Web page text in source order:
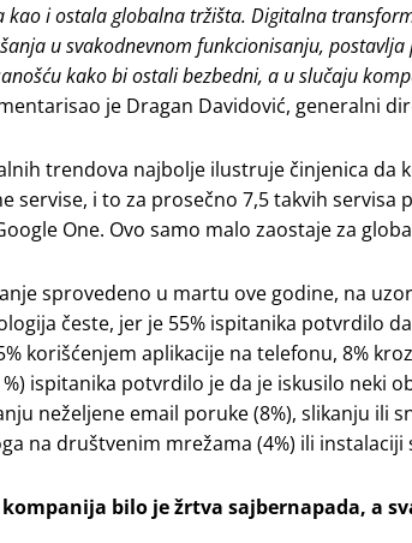
i ostala globalna tržišta. Digitalna
u svakodnevnom funkcionisanju,
kako bi ostali bezbedni, a u slučaju
je Dragan Davidović, generalni
trendova najbolje ilustruje činjenica da
servise, i to za prosečno 7,5 takvih
One. Ovo samo malo zaostaje za
sprovedeno u martu ove godine, na
česte, jer je 55% ispitanika potvrdilo
korišćenjem aplikacije na telefonu, 8%
ispitanika potvrdilo je da je iskusilo neki
neželjene email poruke (8%), slikanju ili
na društvenim mrežama (4%) ili
kompanija bilo je žrtva sajbernapada, a